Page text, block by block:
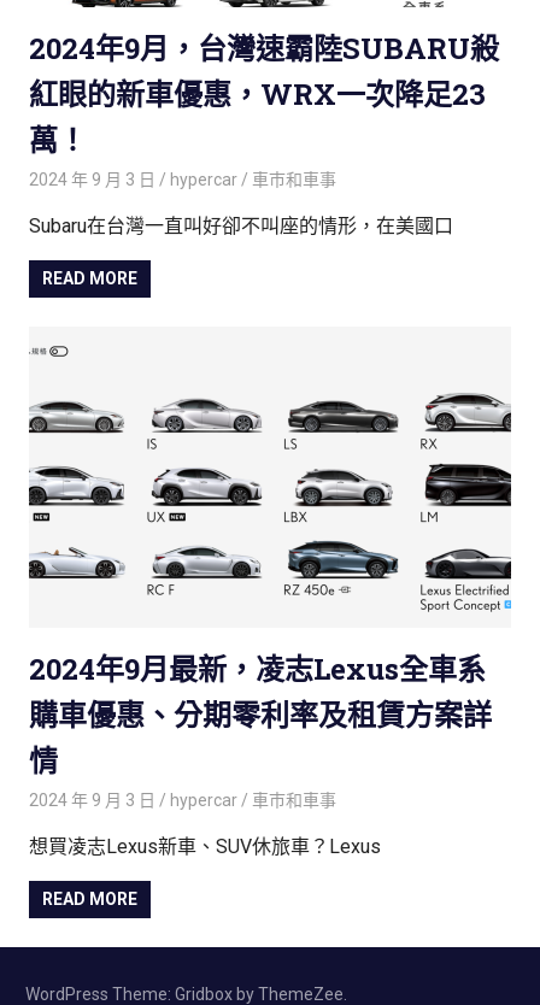
2024年9月，台灣速霸陸SUBARU殺
紅眼的新車優惠，WRX一次降足23
萬！
2024 年 9 月 3 日 hypercar 車巿和車事
Subaru在台灣一直叫好卻不叫座的情形，在美國口
READ MORE
2024年9月最新，凌志Lexus全車系
購車優惠、分期零利率及租賃方案詳
情
2024 年 9 月 3 日 hypercar 車巿和車事
想買凌志Lexus新車、SUV休旅車？Lexus
READ MORE
WordPress Theme: Gridbox by ThemeZee.